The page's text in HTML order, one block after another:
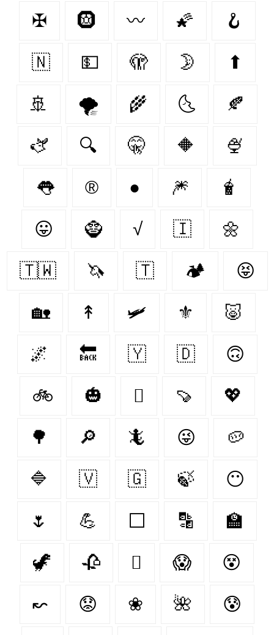
✠ 🛞 〰 🌠 🪝
🇳‌ 💵 🫣 🌛 ⬆
🚢 🌪 🌾 🌜 🍂
🫏 🔍 🤫 🔶 🍨
👅 ®️ ● 🎆 🧋
😛 🧌 √ 🇮‌ 🌼
🇹🇼 🦄 🇹‌ 🏕️ 😝
🏡 ↟ 🛩 ⚜ 🐷
🌌 🔙 🇾‌ 🇩‌ 🙃
🚲 🎃 🪾 🍠 💖
🌳 🔎 🦎 😜 🥔
🔷 🇻‌ 🇬‌ 🍃 😶‍
🌷 💪 ⬜ 🔡 🏫
🦖 🥀  😱 😵
↜ 😟 ❀ 🌺 😰